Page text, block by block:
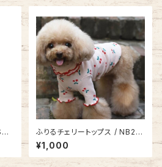
ふりるチェリートップス / NB21S
S8417851
¥1,000